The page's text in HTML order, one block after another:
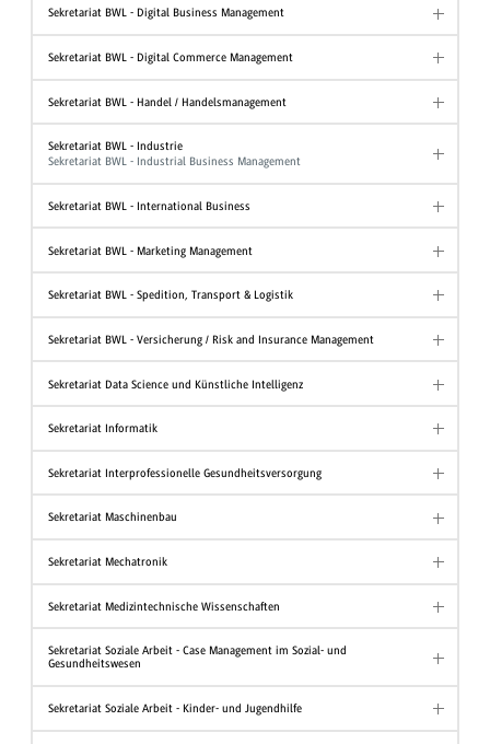
Sekretariat BWL - Digital Business Management
Sekretariat BWL - Digital Commerce Management
Sekretariat BWL - Handel / Handelsmanagement
Sekretariat BWL - Industrie
Sekretariat BWL - Industrial Business Management
Sekretariat BWL - International Business
Sekretariat BWL - Marketing Management
Sekretariat BWL - Spedition, Transport & Logistik
Sekretariat BWL - Versicherung / Risk and Insurance Management
Sekretariat Data Science und Künstliche Intelligenz
Sekretariat Informatik
Sekretariat Interprofessionelle Gesundheitsversorgung
Sekretariat Maschinenbau
Sekretariat Mechatronik
Sekretariat Medizintechnische Wissenschaften
Sekretariat Soziale Arbeit - Case Management im Sozial- und
Gesundheitswesen
Sekretariat Soziale Arbeit - Kinder- und Jugendhilfe